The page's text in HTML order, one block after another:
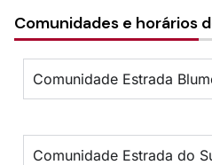
Comunidades e horários
Comunidade Estrada
Comunidade Estrada do